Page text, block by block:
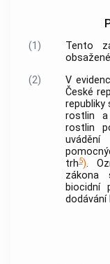
(1)
Tento
(2)
V
České
republiky
rostlin
rostlin
trh5).
zákona
biocidní
dodávání